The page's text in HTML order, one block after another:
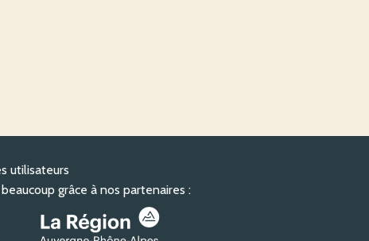
utilisateurs
grâce à nos partenaires :